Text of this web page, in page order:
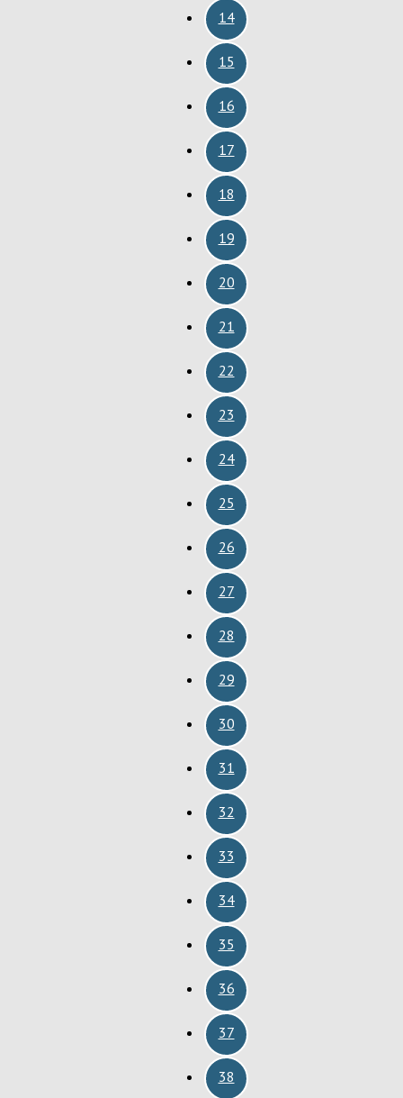
14
15
16
17
18
19
20
21
22
23
24
25
26
27
28
29
30
31
32
33
34
35
36
37
38